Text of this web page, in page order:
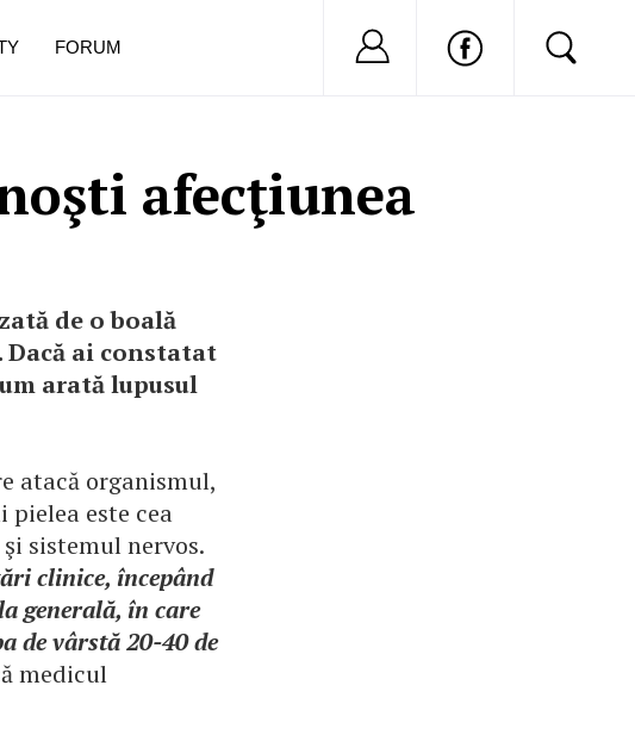
afecţiunea
de o boală
ai constatat
arată lupusul
atacă organismul,
este cea
sistemul nervos.
clinice, începând
generală, în care
de vârstă 20-40 de
medicul
FORUM Nu ai cont?